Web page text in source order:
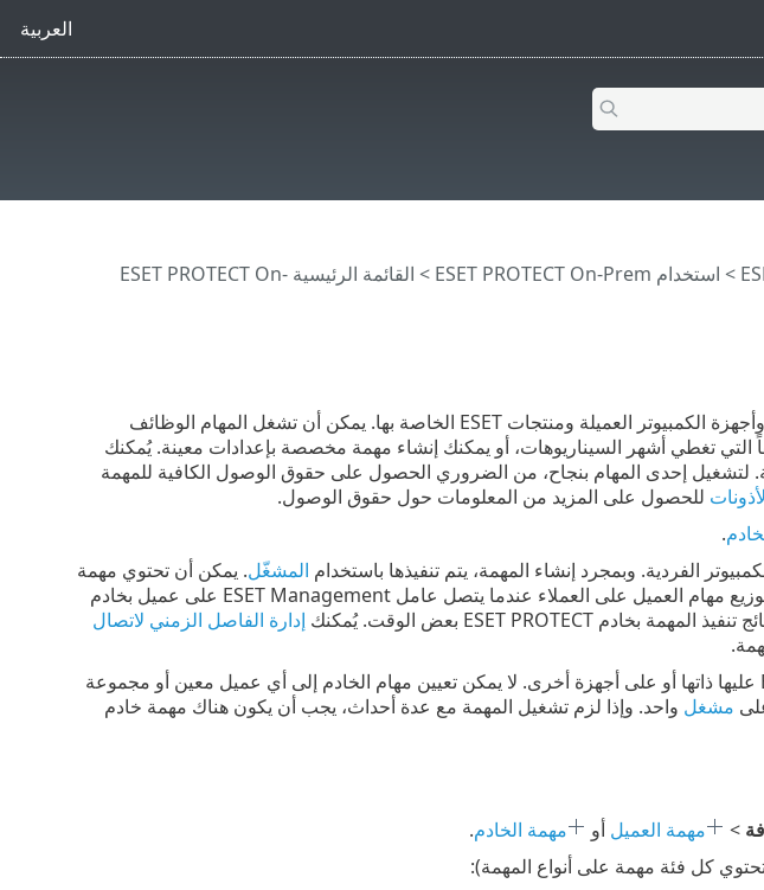
العربية
> استخدام ‎ESET PROTECT On-Prem >
القائمة الرئيسية ESET PROTECT On-
لإدارة ESET PROTECT Server وأجهزة الكمبيوتر العميلة ومنتجات ESET الخاصة بها. يمكن أن تشغل المهام الوظائف
التي تغطي أشهر السيناريوهات، أو يمكنك إنشاء مهمة مخصصة بإعدادات معينة. يُمكنك
لتشغيل إحدى المهام بنجاح، من الضروري الحصول على حقوق الوصول الكافية للمهمة
للحصول على المزيد من المعلومات حول حقوق الوصول.
.
الفردية. وبمجرد إنشاء المهمة، يتم تنفيذها باستخدام المشغّل. يمكن أن تحتوي مهمة
العميل على مزيد من المشغلات التي تم تكوينها. يتم توزيع مهام العميل على العملاء عندما يتصل عامل ‎ESET Management على عميل بخادم
إدارة الفاصل الزمني لاتصال
يتم تنفيذ مهام الخادم من قبل خادم ESET PROTECT عليها ذاتها أو على أجهزة أخرى. لا يمكن تعيين مهام الخادم إلى أي عميل معين أو مجموعة
مشغل واحد. وإذا لزم تشغيل المهمة مع عدة أحداث، يجب أن يكون هناك مهمة خادم
> مهمة العميل أو مهمة الخادم.
كل فئة مهمة على أنواع المهمة):